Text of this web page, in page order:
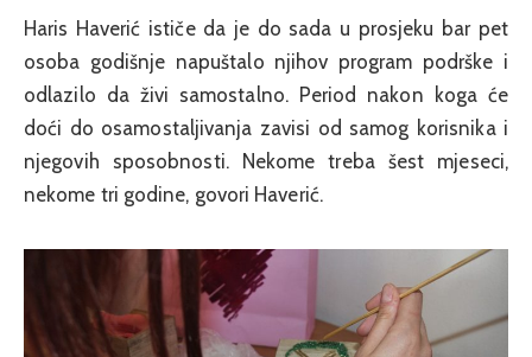
Haris Haverić ističe da je do sada u prosjeku bar pet
osoba godišnje napuštalo njihov program podrške i
odlazilo da živi samostalno. Period nakon koga će
doći do osamostaljivanja zavisi od samog korisnika i
njegovih sposobnosti. Nekome treba šest mjeseci,
nekome tri godine, govori Haverić.